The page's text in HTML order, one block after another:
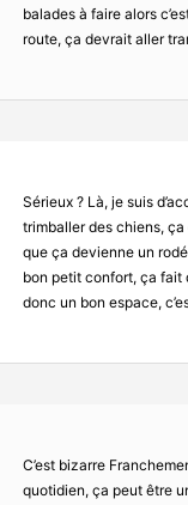
balades à faire alors
route, ça devrait aller
Sérieux ? Là, je suis
trimballer des chiens,
que ça devienne un
bon petit confort, ça fait
donc un bon espace,
C’est bizarre
quotidien, ça peut être